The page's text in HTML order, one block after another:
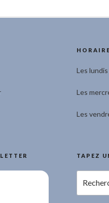
Les
Les
Les
TAPEZ
pour
: